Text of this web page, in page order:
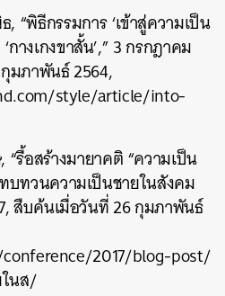
“พิธีกรรมการ ‘เข้าสู่ความเป็น
างเกงขาสั้น’,” 3 กรกฎาคม
มภาพันธ์ 2564,
style/article/into-
รื้อสร้างมายาคติ “ความเป็น
บทวนความเป็นชายในสังคม
สืบค้นเมื่อวันที่ 26 กุมภาพันธ์
2017/blog-post/
นส/